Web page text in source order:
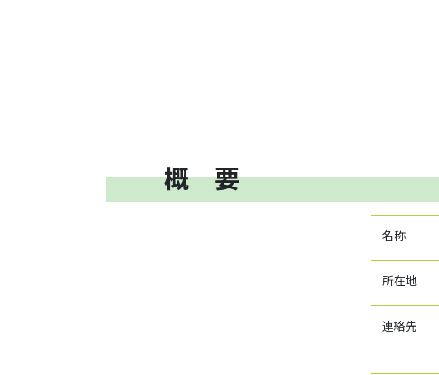
概 要
名称
所在地
連絡先